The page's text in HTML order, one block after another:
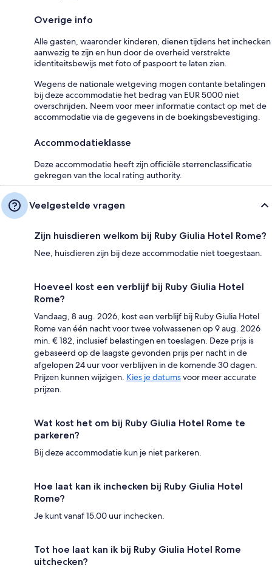
Overige info
Alle gasten, waaronder kinderen, dienen tijdens het inchecken
aanwezig te zijn en hun door de overheid verstrekte
identiteitsbewijs met foto of paspoort te laten zien.
Wegens de nationale wetgeving mogen contante betalingen
bij deze accommodatie het bedrag van EUR 5000 niet
overschrijden. Neem voor meer informatie contact op met de
accommodatie via de gegevens in de boekingsbevestiging.
Accommodatieklasse
Deze accommodatie heeft zijn officiële sterrenclassificatie
gekregen van the local rating authority.
Veelgestelde vragen
Zijn huisdieren welkom bij Ruby Giulia Hotel Rome?
Nee, huisdieren zijn bij deze accommodatie niet toegestaan.
Hoeveel kost een verblijf bij Ruby Giulia Hotel
Rome?
Vandaag, 8 aug. 2026, kost een verblijf bij Ruby Giulia Hotel
Rome van één nacht voor twee volwassenen op 9 aug. 2026
min. € 182, inclusief belastingen en toeslagen. Deze prijs is
gebaseerd op de laagste gevonden prijs per nacht in de
afgelopen 24 uur voor verblijven in de komende 30 dagen.
Prijzen kunnen wijzigen. Kies je datumsvoor meer accurate
prijzen.
Wat kost het om bij Ruby Giulia Hotel Rome te
parkeren?
Bij deze accommodatie kun je niet parkeren.
Hoe laat kan ik inchecken bij Ruby Giulia Hotel
Rome?
Je kunt vanaf 15.00 uur inchecken.
Tot hoe laat kan ik bij Ruby Giulia Hotel Rome
uitchecken?